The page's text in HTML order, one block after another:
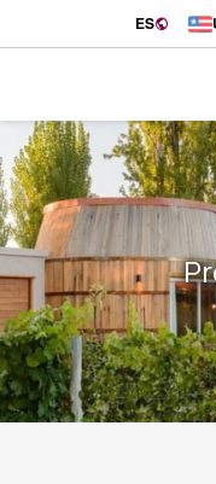
ES